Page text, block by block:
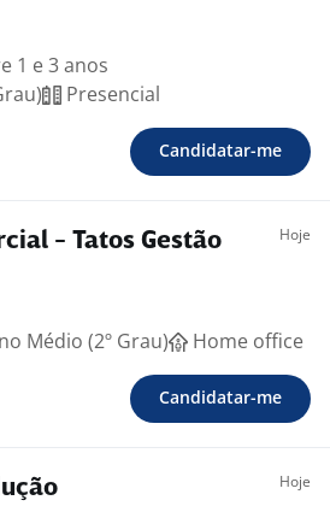
1 e 3 anos
Presencial
Candidatar-me
- Tatos Gestão Hoje
Médio (2º Grau) Home office
Candidatar-me
Hoje